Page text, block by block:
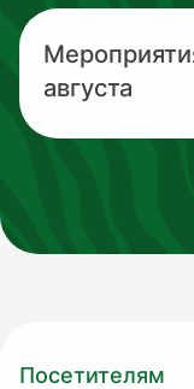
августа
Посетителям